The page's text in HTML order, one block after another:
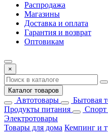
Распродажа
Магазины
Доставка и оплата
Гарантия и возврат
Оптовикам
×
Каталог товаров
Автотовары Бытовая
Продукты питания
Спорт
Электротовары
Товары для дома Кемпинг и